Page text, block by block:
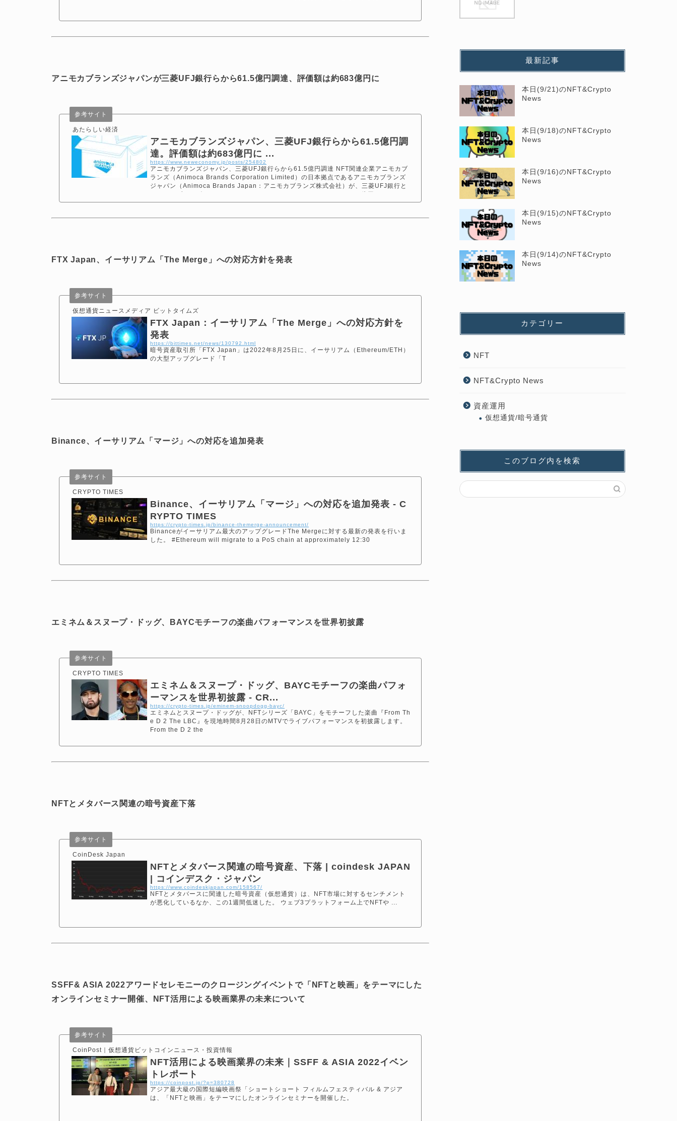
アニモカブランズジャパンが三菱UFJ銀行らから61.5億円調達、評価額は約683億円に
あたらしい経済
参考サイト
アニモカブランズジャパン、三菱UFJ銀行らから61.5億円調
達。評価額は約683億円に ...
https://www.neweconomy.jp/posts/254802
アニモカブランズジャパン、三菱UFJ銀行らから61.5億円調達 NFT関連企業アニモカブ
ランズ（Animoca Brands Corporation Limited）の日本拠点であるアニモカブランズ
ジャパン（Animoca Brands Japan：アニモカブランズ株式会社）が、三菱UFJ銀行と
アニモカブランズ（Animoca Brands Corporation Limited）から61.5億円
FTX Japan、イーサリアム「The Merge」への対応方針を発表
仮想通貨ニュースメディア ビットタイムズ
参考サイト
FTX Japan：イーサリアム「The Merge」への対応方針を
発表
https://bittimes.net/news/130792.html
暗号資産取引所「FTX Japan」は2022年8月25日に、イーサリアム（Ethereum/ETH）
の大型アップグレード「T
Binance、イーサリアム「マージ」への対応を追加発表
CRYPTO TIMES
参考サイト
Binance、イーサリアム「マージ」への対応を追加発表 - C
RYPTO TIMES
https://crypto-times.jp/binance-themerge-announcement/
Binanceがイーサリアム最大のアップグレードThe Mergeに対する最新の発表を行いま
した。 #Ethereum will migrate to a PoS chain at approximately 12:30
エミネム＆スヌープ・ドッグ、BAYCモチーフの楽曲パフォーマンスを世界初披露
CRYPTO TIMES
参考サイト
エミネム＆スヌープ・ドッグ、BAYCモチーフの楽曲パフォ
ーマンスを世界初披露 - CR...
https://crypto-times.jp/eminem-snoopdogg-bayc/
エミネムとスヌープ・ドッグが、NFTシリーズ「BAYC」をモチーフした楽曲『From Th
e D 2 The LBC』を現地時間8月28日のMTVでライブパフォーマンスを初披露します。
From the D 2 the
NFTとメタバース関連の暗号資産下落
CoinDesk Japan
参考サイト
NFTとメタバース関連の暗号資産、下落 | coindesk JAPAN
| コインデスク・ジャパン
https://www.coindeskjapan.com/158567/
NFTとメタバースに関連した暗号資産（仮想通貨）は、NFT市場に対するセンチメント
が悪化しているなか、この1週間低迷した。 ウェブ3プラットフォーム上でNFTや ...
SSFF& ASIA 2022アワードセレモニーのクロージングイベントで「NFTと映画」をテーマにした
オンラインセミナー開催、NFT活用による映画業界の未来について
CoinPost｜仮想通貨ビットコインニュース・投資情報
参考サイト
NFT活用による映画業界の未来｜SSFF & ASIA 2022イベン
トレポート
https://coinpost.jp/?p=380728
アジア最大級の国際短編映画祭「ショートショート フィルムフェスティバル & アジア
は、「NFTと映画」をテーマにしたオンラインセミナーを開催した。
最新記事
本日(9/21)のNFT&Crypto
News
本日(9/18)のNFT&Crypto
News
本日(9/16)のNFT&Crypto
News
本日(9/15)のNFT&Crypto
News
本日(9/14)のNFT&Crypto
News
カテゴリー
NFT
NFT&Crypto News
資産運用
仮想通貨/暗号通貨
このブログ内を検索